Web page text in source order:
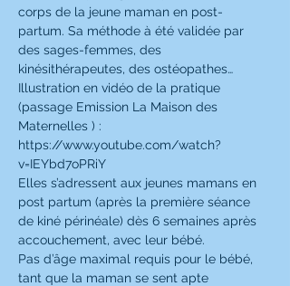
corps de la jeune maman en post-
partum. Sa méthode à été validée par
des sages-femmes, des
kinésithérapeutes, des ostéopathes…
Illustration en vidéo de la pratique
(passage Emission La Maison des
Maternelles ) :
https://www.youtube.com/watch?
v=IEYbd7oPRiY
Elles s’adressent aux jeunes mamans en
post partum (après la première séance
de kiné périnéale) dès 6 semaines après
accouchement, avec leur bébé.
Pas d’âge maximal requis pour le bébé,
tant que la maman se sent apte